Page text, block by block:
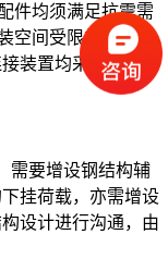
件均须满足抗震需
空间受限的情况下
装置均采用抗震专
需要增设钢结构辅
挂荷载，亦需增设
设计进行沟通，由